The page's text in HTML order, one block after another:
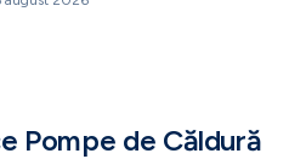
Pompe de Căldură